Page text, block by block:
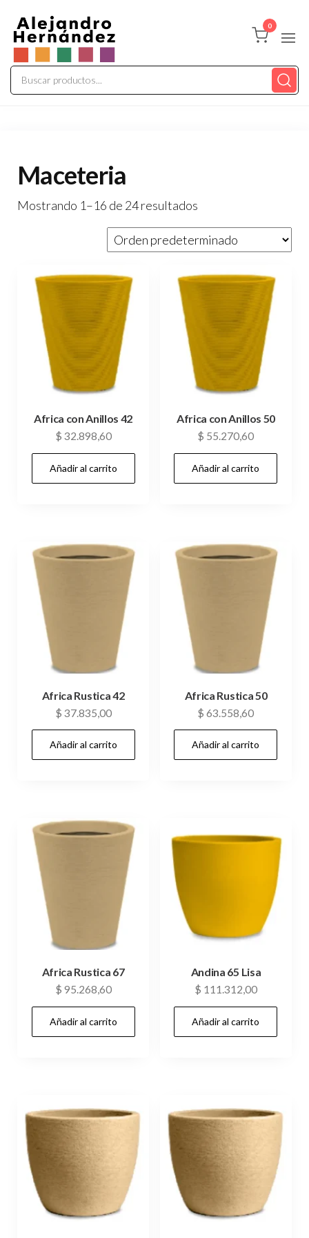
contenido
0
Maceteria
Mostrando 1–16 de 24 resultados
Africa con Anillos 42
$ 32.898,60
Añadir al carrito
Africa con Anillos 50
$ 55.270,60
Añadir al carrito
Africa Rustica 42
$ 37.835,00
Añadir al carrito
Africa Rustica 50
$ 63.558,60
Añadir al carrito
Africa Rustica 67
$ 95.268,60
Añadir al carrito
Andina 65 Lisa
$ 111.312,00
Añadir al carrito